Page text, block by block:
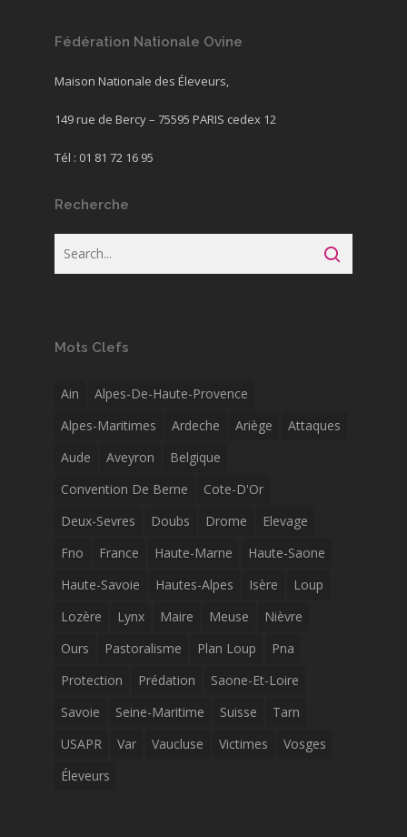
Fédération Nationale Ovine
Maison Nationale des Éleveurs,
149 rue de Bercy – 75595 PARIS cedex 12
Tél : 01 81 72 16 95
Recherche
Mots Clefs
Ain
Alpes-De-Haute-Provence
Alpes-Maritimes
Ardeche Ariège
Attaques
Aude
Aveyron
Belgique
Convention De Berne
Cote-D'Or
Deux-Sevres
Doubs Drome
Elevage
Fno
France Haute-Marne
Haute-Saone
Haute-Savoie
Hautes-Alpes Isère
Loup
Lozère
Lynx Maire Meuse
Nièvre
Ours
Pastoralisme Plan Loup
Pna
Protection
Prédation
Saone-Et-Loire
Savoie
Seine-Maritime Suisse
Tarn
USAPR
Var Vaucluse Victimes
Vosges
Éleveurs